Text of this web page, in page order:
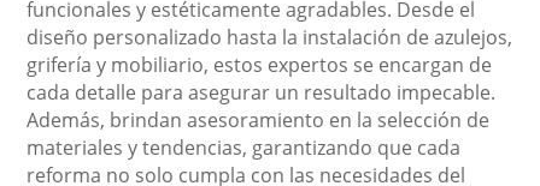
funcionales y estéticamente agradables. Desde el
diseño personalizado hasta la instalación de azulejos,
grifería y mobiliario, estos expertos se encargan de
cada detalle para asegurar un resultado impecable.
Además, brindan asesoramiento en la selección de
materiales y tendencias, garantizando que cada
reforma no solo cumpla con las necesidades del